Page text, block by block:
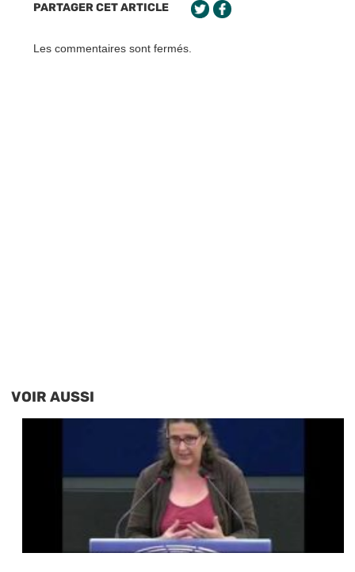
PARTAGER CET ARTICLE
Les commentaires sont fermés.
VOIR AUSSI